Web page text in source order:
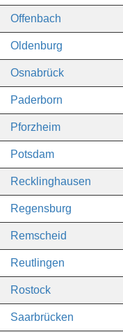
Offenbach
Oldenburg
Osnabrück
Paderborn
Pforzheim
Potsdam
Recklinghausen
Regensburg
Remscheid
Reutlingen
Rostock
Saarbrücken